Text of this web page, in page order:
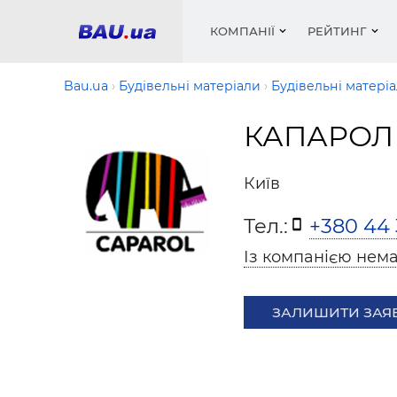
КОМПАНІЇ
Вікна
Фарби,
РЕЙТИНГ
Медіа
Труби,
Вікна
Bau.ua Будівельні матеріали Будівельні
КАПАРОЛ
Київ
Тел.: +380 44
Із компанією
ЗАЛИШИТИ